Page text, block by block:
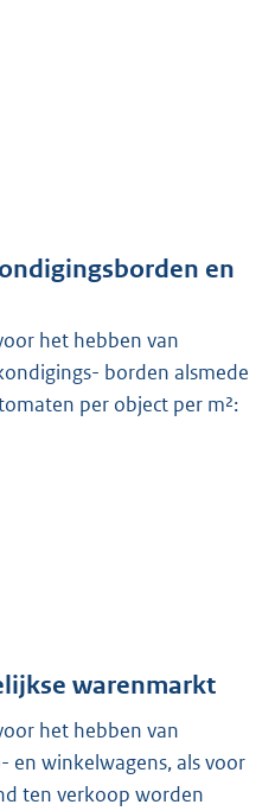
en
het hebben van
borden alsmede
per object per m²:
warenmarkt
het hebben van
en winkelwagens, als voor
ten verkoop worden